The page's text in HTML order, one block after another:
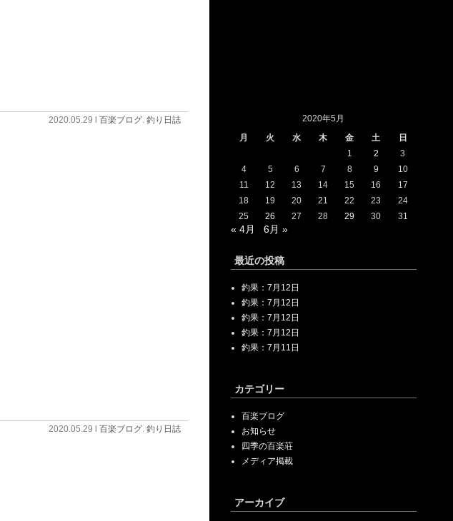
2020.05.29 l 百楽ブログ. 釣り日誌
2020.05.29 l 百楽ブログ. 釣り日誌
2020年5月
月
火 水 木 金 土
日
1
2
3
4
5 6 7 8 9
10
11
12 13 14 15 16
17
18
19 20 21 22 23
24
25
26 27 28 29 30 31
« 4月 6月 »
最近の投稿
釣果：7月12日
釣果：7月12日
釣果：7月12日
釣果：7月12日
釣果：7月11日
カテゴリー
百楽ブログ
お知らせ
四季の百楽荘
メディア掲載
アーカイブ